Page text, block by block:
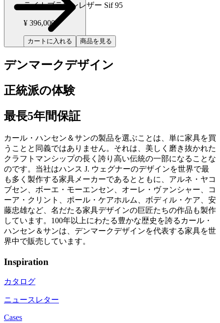
ライトブラウンレザー Sif 95
¥ 396,000
カートに入れる 商品を見る
デンマークデザイン
正統派の体験
最長5年間保証
カール・ハンセン＆サンの製品を選ぶことは、単に家具を買
うことと同義ではありません。それは、美しく磨き抜かれた
クラフトマンシップの長く誇り高い伝統の一部になることな
のです。当社はハンス J. ウェグナーのデザインを世界で最
も多く製作する家具メーカーであるとともに、アルネ・ヤコ
ブセン、ボーエ・モーエンセン、オーレ・ヴァンシャー、コ
ーア・クリント、ポール・ケアホルム、ボディル・ケア、安
藤忠雄など、名だたる家具デザインの巨匠たちの作品も製作
しています。100年以上にわたる豊かな歴史を誇るカール・
ハンセン＆サンは、デンマークデザインを代表する家具を世
界中で販売しています。
Inspiration
カタログ
ニュースレター
Cases